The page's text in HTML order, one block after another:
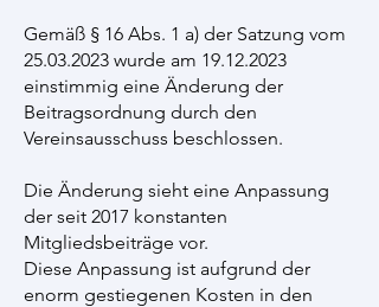
Gemäß § 16 Abs. 1 a) der Satzung vom
25.03.2023 wurde am 19.12.2023
einstimmig eine Änderung der
Beitragsordnung durch den
Vereinsausschuss beschlossen.
Die Änderung sieht eine Anpassung
der seit 2017 konstanten
Mitgliedsbeiträge vor.
Diese Anpassung ist aufgrund der
enorm gestiegenen Kosten in den